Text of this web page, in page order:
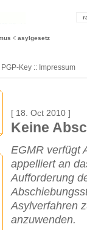
asylgesetz
PGP-Key :: Impressum
[ 18. Oct 2010 ]
Keine
EGMR verfügt
appelliert an
Aufforderung
Asylverfahren
anzuwenden.